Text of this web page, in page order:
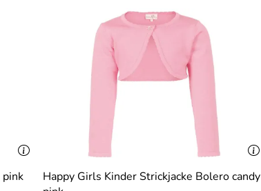
Happy Girls Kinder Strickjacke Bolero candy